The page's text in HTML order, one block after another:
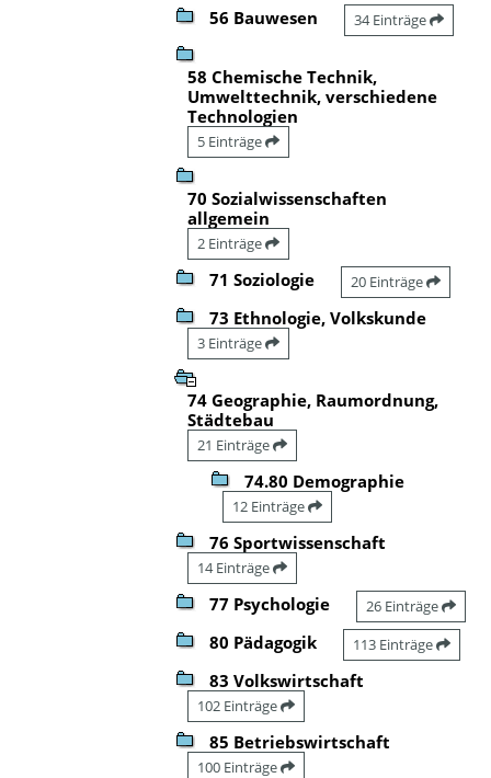
56 Bauwesen 34 Einträge
58 Chemische Technik,
Umwelttechnik, verschiedene
Technologien
5 Einträge
70 Sozialwissenschaften
allgemein
2 Einträge
71 Soziologie 20 Einträge
73 Ethnologie, Volkskunde
3 Einträge
74 Geographie, Raumordnung,
Städtebau
21 Einträge
74.80 Demographie
12 Einträge
76 Sportwissenschaft
14 Einträge
77 Psychologie 26 Einträge
80 Pädagogik 113 Einträge
83 Volkswirtschaft
102 Einträge
85 Betriebswirtschaft
100 Einträge